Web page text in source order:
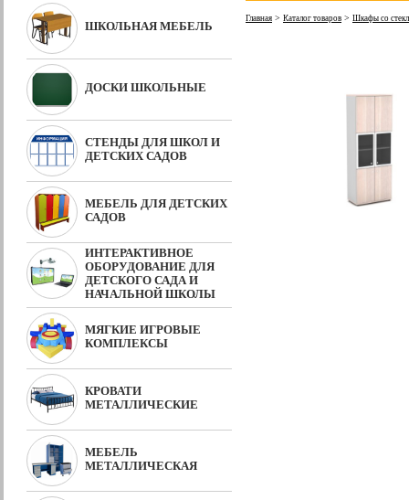
ШКОЛЬНАЯ МЕБЕЛЬ
ДОСКИ ШКОЛЬНЫЕ
СТЕНДЫ ДЛЯ ШКОЛ И
ДЕТСКИХ САДОВ
МЕБЕЛЬ ДЛЯ ДЕТСКИХ
САДОВ
ИНТЕРАКТИВНОЕ
ОБОРУДОВАНИЕ ДЛЯ
ДЕТСКОГО САДА И
НАЧАЛЬНОЙ ШКОЛЫ
МЯГКИЕ ИГРОВЫЕ
КОМПЛЕКСЫ
КРОВАТИ
МЕТАЛЛИЧЕСКИЕ
МЕБЕЛЬ
МЕТАЛЛИЧЕСКАЯ
Главная > Каталог товаров > Шкафы со